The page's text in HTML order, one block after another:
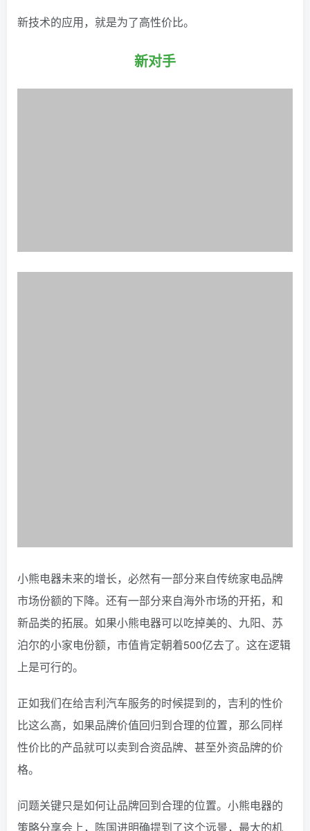
新技术的应用，就是为了高性价比。
新对手
小熊电器未来的增长，必然有一部分来自传统家电品牌
市场份额的下降。还有一部分来自海外市场的开拓，和
新品类的拓展。 如果小熊电器可以吃掉美的、九阳、苏
泊尔的小家电份额，市值肯定朝着500亿去了。这在逻辑
上是可行的。
正如我们在给吉利汽车服务的时候提到的，吉利的性价
比这么高，如果品牌价值回归到合理的位置，那么同样
性价比的产品就可以卖到合资品牌、甚至外资品牌的价
格。
问题关键只是如何让品牌回到合理的位置。 小熊电器的
策略分享会上，陈国进明确提到了这个远景，最大的机